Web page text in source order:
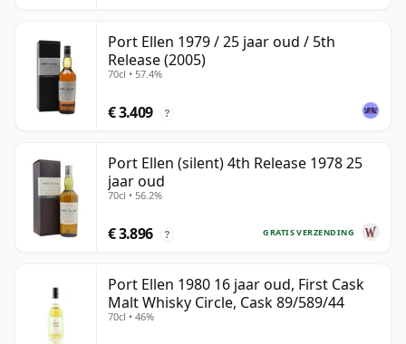
Port Ellen 1979 / 25 jaar oud / 5th
Release (2005)
70cl • 57.4%
€ 3.409 ?
Port Ellen (silent) 4th Release 1978 25
jaar oud
70cl • 56.2%
GRATIS VERZENDING
€ 3.896 ?
Port Ellen 1980 16 jaar oud, First Cask
Malt Whisky Circle, Cask 89/589/44
70cl • 46%